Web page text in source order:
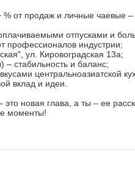
от продаж и личные чаевые –
отпусками и
профессионалов индустрии;
ул. Кировоградская 13а;
стабильность и баланс;
центральноазиатской
вклад и идеи.
новая глава, а ты – ее
моменты!